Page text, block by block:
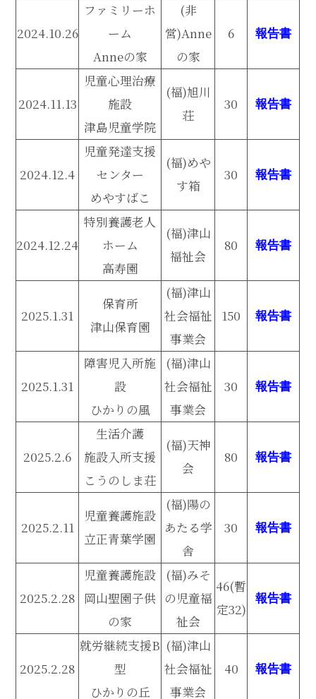
2024.10.26
ファミリーホ
ーム
Anneの家
(非
営)Anne
の家
6 報告書
2024.11.13
児童心理治療
施設
津島児童学院
(福)旭川
荘
30 報告書
2024.12.4
児童発達支援
センター
めやすばこ
(福)めや
す箱
30 報告書
2024.12.24
特別養護老人
ホーム
高寿園
(福)津山
福祉会
80 報告書
2025.1.31
保育所
津山保育園
(福)津山
社会福祉
事業会
150 報告書
2025.1.31
障害児入所施
設
ひかりの風
(福)津山
社会福祉
事業会
30 報告書
2025.2.6
生活介護
施設入所支援
こうのしま荘
(福)天神
会
80 報告書
2025.2.11
児童養護施設
立正青葉学園
(福)陽の
あたる学
舎
30 報告書
2025.2.28
児童養護施設
岡山聖園子供
の家
(福)みそ
の児童福
祉会
46(暫
定32)
報告書
2025.2.28
就労継続支援B
型
ひかりの丘
(福)津山
社会福祉
事業会
40 報告書